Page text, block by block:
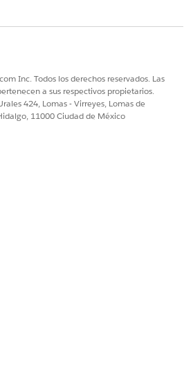
Inc. Todos los derechos reservados. Las
a sus respectivos propietarios.
424, Lomas - Virreyes, Lomas de
11000 Ciudad de México